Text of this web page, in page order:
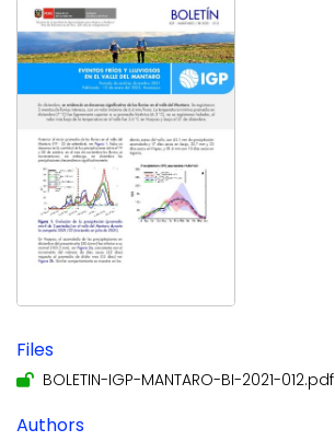
Files
BOLETIN-IGP-MANTARO-BI-2021-012.pdf
Authors